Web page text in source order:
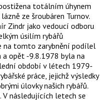
totálním úhynem
ze šroubáren Turnov.
Zindr jako vedoucí odboru
úsilím rybářů
na tomto zarybnění podílel
a opět -9.8.1978 byla na
období v létech 1979-
práce, jejichž výsledky
úlovky našich rybářů.
následujících letech se